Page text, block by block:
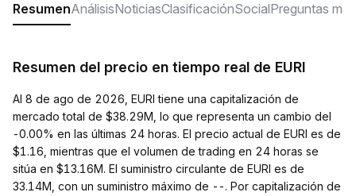
ResumenAnálisisNoticiasClasificaciónSocialPreguntas
Resumen del precio en tiempo real de EURI
Al 8 de ago de 2026, EURI tiene una capitalización de
mercado total de $38.29M, lo que representa un cambio del
-0.00% en las últimas 24 horas. El precio actual de EURI es de
$1.16, mientras que el volumen de trading en 24 horas se
sitúa en $13.16M. El suministro circulante de EURI es de
33.14M, con un suministro máximo de --. Por capitalización de